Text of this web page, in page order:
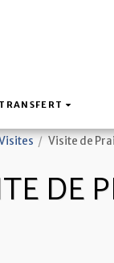
TRANSFERT
Visite de
DE